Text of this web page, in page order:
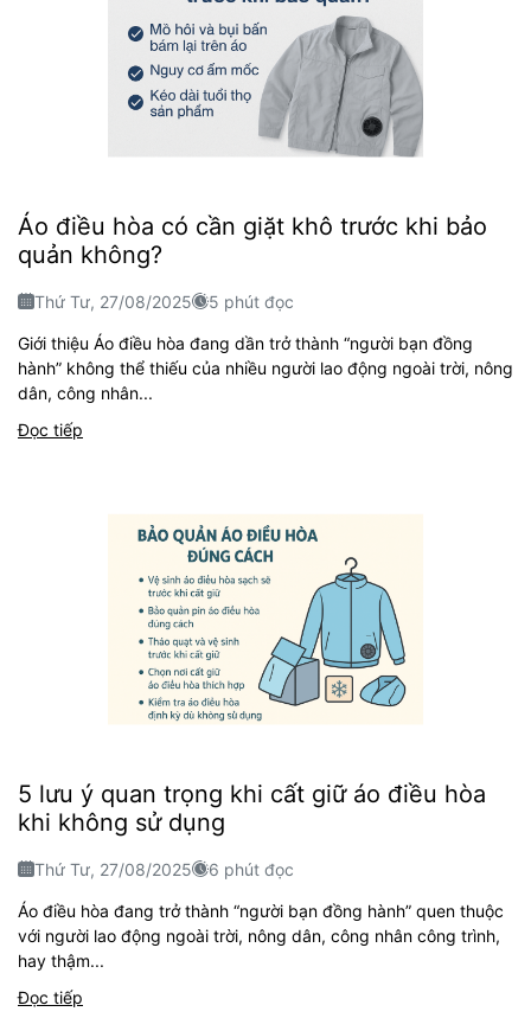
Áo điều hòa có cần giặt khô trước khi bảo
quản không?
Thứ Tư, 27/08/2025 5 phút đọc
Giới thiệu Áo điều hòa đang dần trở thành “người bạn đồng
hành” không thể thiếu của nhiều người lao động ngoài trời, nông
dân, công nhân...
Đọc tiếp
5 lưu ý quan trọng khi cất giữ áo điều hòa
khi không sử dụng
Thứ Tư, 27/08/2025 6 phút đọc
Áo điều hòa đang trở thành “người bạn đồng hành” quen thuộc
với người lao động ngoài trời, nông dân, công nhân công trình,
hay thậm...
Đọc tiếp